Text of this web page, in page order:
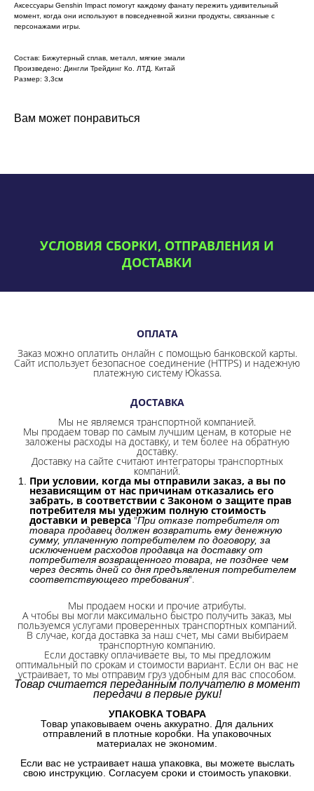
Аксессуары Genshin Impact помогут каждому фанату пережить удивительный
момент, когда они используют в повседневной жизни продукты, связанные с
персонажами игры.
Состав: Бижутерный сплав, металл, мягкие эмали
Произведено: Дингли Трейдинг Ко. ЛТД. Китай
Размер: 3,3см
Вам может понравиться
УСЛОВИЯ СБОРКИ, ОТПРАВЛЕНИЯ И
ДОСТАВКИ
ОПЛАТА
Заказ можно оплатить онлайн с помощью банковской карты.
Сайт использует безопасное соединение (HTTPS) и надежную
платежную систему Юkassa.
ДОСТАВКА
Мы не являемся транспортной компанией.
Мы продаем товар по самым лучшим ценам, в которые не
заложены расходы на доставку, и тем более на обратную
доставку.
Доставку на сайте считают интеграторы транспортных
компаний.
При условии, когда мы отправили заказ, а вы по
независящим от нас причинам отказались его
забрать, в соответствии с Законом о защите прав
потребителя мы удержим полную стоимость
доставки и реверса "При отказе потребителя от
товара продавец должен возвратить ему денежную
сумму, уплаченную потребителем по договору, за
исключением расходов продавца на доставку от
потребителя возвращенного товара, не позднее чем
через десять дней со дня предъявления потребителем
соответствующего требования".
Мы продаем носки и прочие атрибуты.
А чтобы вы могли максимально быстро получить заказ, мы
пользуемся услугами проверенных транспортных компаний.
В случае, когда доставка за наш счет, мы сами выбираем
транспортную компанию.
Если доставку оплачиваете вы, то мы предложим
оптимальный по срокам и стоимости вариант. Если он вас не
устраивает, то мы отправим груз удобным для вас способом.
Товар считается переданным получателю в момент
передачи в первые руки!
УПАКОВКА ТОВАРА
Товар упаковываем очень аккуратно. Для дальних
отправлений в плотные коробки. На упаковочных
материалах не экономим.
Если вас не устраивает наша упаковка, вы можете выслать
свою инструкцию. Согласуем сроки и стоимость упаковки.